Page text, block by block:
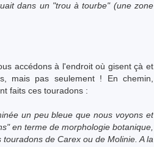
dans un "trou à tourbe" (une zone
accédons à l'endroit où gisent çà et
mais pas seulement ! En chemin,
faits ces touradons :
un peu bleue que nous voyons et
en terme de morphologie botanique,
de Carex ou de Molinie. A la